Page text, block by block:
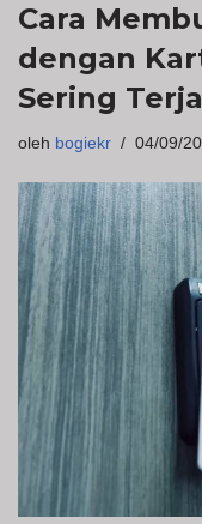
Cara
dengan
Sering
oleh bogiekr 04/09/